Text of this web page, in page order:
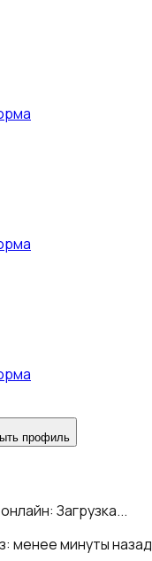
профиль
Загрузка...
менее минуты назад